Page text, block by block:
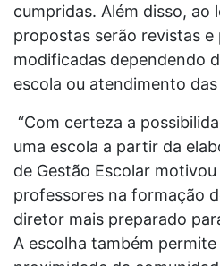
cumpridas. Além disso, ao
propostas serão revistas e
modificadas dependendo
escola ou atendimento
“Com certeza a
uma escola a partir da
de Gestão Escolar
professores na formação
diretor mais preparado
A escolha também